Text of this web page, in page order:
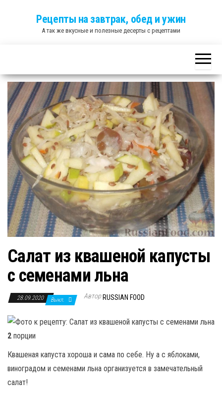
Рецепты на завтрак, обед и ужин
А так же вкусные и полезные десерты с рецептами
Салат из квашеной капусты
с семенами льна
28.09.2020 Выкл. Автор RUSSIAN FOOD
2 порции
Квашеная капуста хороша и сама по себе. Ну а с яблоками,
виноградом и семенами льна организуется в замечательный
салат!